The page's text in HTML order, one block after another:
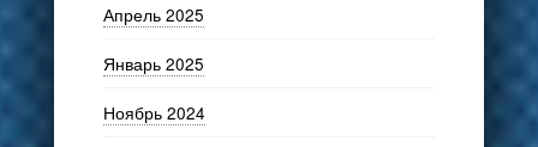
Апрель 2025
Январь 2025
Ноябрь 2024